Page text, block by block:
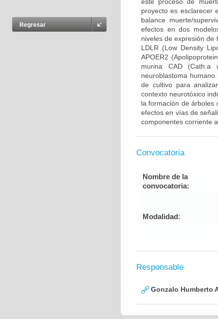
Regresar
proyecto es esclarecer
balance muerte/
efectos en dos
niveles de expresión de
LDLR (Low Density
APOER2
murina CAD (Cath.a
neuroblastoma
de cultivo para
contexto neurotóxico
la formación de árboles
efectos en vías de
componentes corriente
Convocatoria
Nombre de la
convocatoria:
Modalidad:
Responsable
Gonzalo Humberto